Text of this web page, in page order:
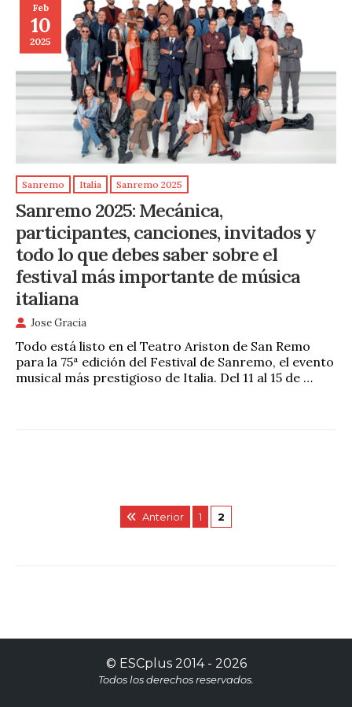
Feb
10
2025
Sanremo Italia Sanremo 2025
Sanremo 2025: Mecánica,
participantes, canciones, invitados y
todo lo que debes saber sobre el
festival más importante de música
italiana
Jose Gracia
Todo está listo en el Teatro Ariston de San Remo
para la 75ª edición del Festival de Sanremo, el evento
musical más prestigioso de Italia. Del 11 al 15 de …
Anterior 1 2
© ESCplus2014 - 2026
Todos los derechos reservados.